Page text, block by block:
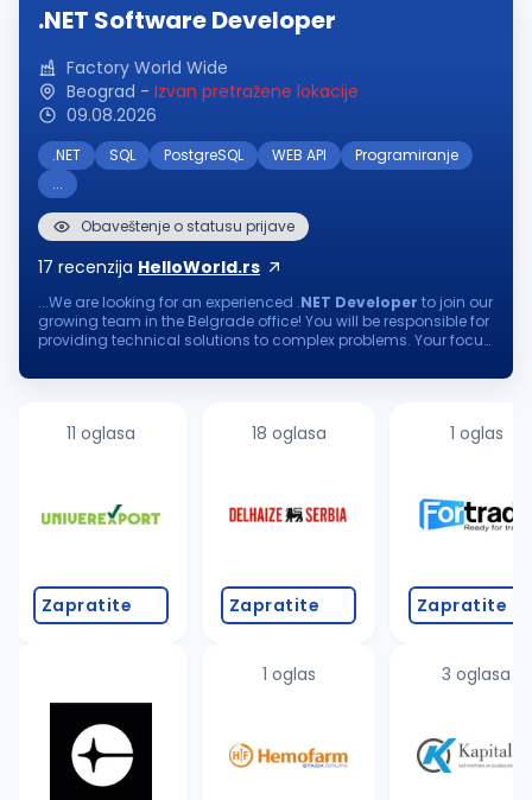
.NET Software Developer
Factory World Wide
Beograd - Izvan pretražene lokacije
09.08.2026
.NET SQL PostgreSQL WEB API
Programiranje
...
Obaveštenje o statusu prijave
17 recenzija HelloWorld.rs
...We are looking for an experienced .NET Developer to join our
growing team in the Belgrade office! You will be responsible for
providing technical solutions to complex problems. Your focus
11 oglasa
Zapratite
18 oglasa
Zapratite
1 oglas
1 oglas
Zapratite
3 oglasa